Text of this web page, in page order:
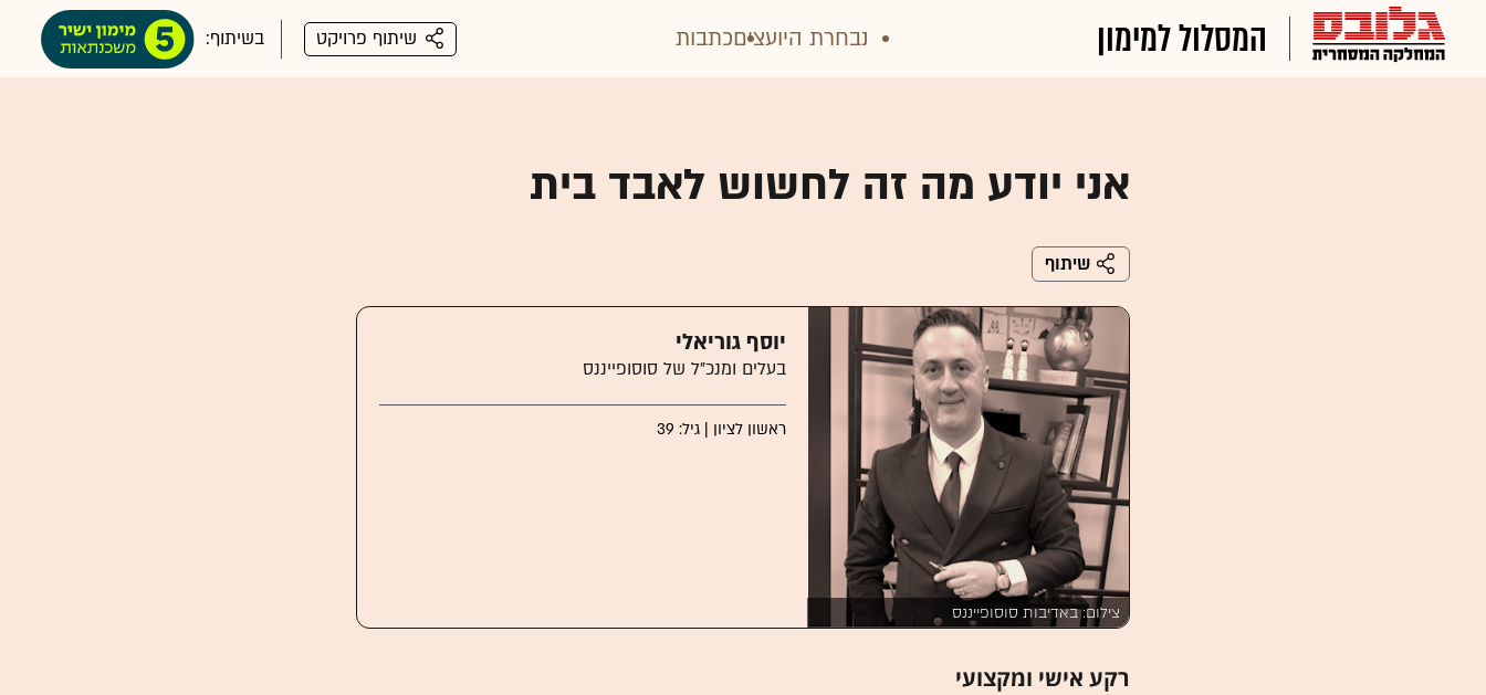
המסלול למימון נבחרת היועציםכתבות שיתוף פרויקט בשיתוף:
אני יודע מה זה לחשוש לאבד בית
שיתוף
צילום: באדיבות סוסופייננס
יוסף גוריאלי
בעלים ומנכ"ל של סוסופייננס
ראשון לציון | גיל: 39
רקע אישי ומקצועי